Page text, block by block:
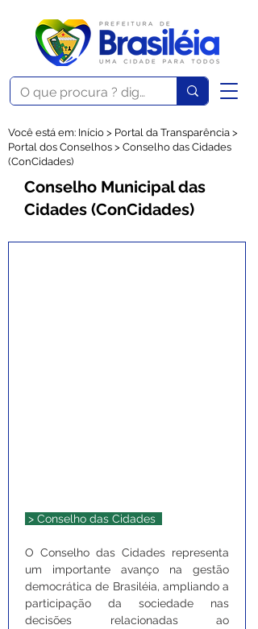
Você está em: Início > Portal da Transparência >
Portal dos Conselhos > Conselho das Cidades
(ConCidades)
Conselho Municipal das
Cidades (ConCidades)
> Conselho das Cidades
O Conselho das Cidades representa
um importante avanço na gestão
democrática de Brasiléia, ampliando a
participação da sociedade nas
decisões relacionadas ao